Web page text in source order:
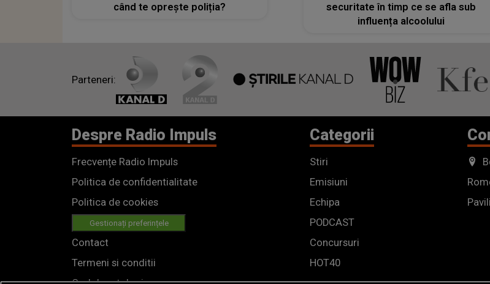
când te oprește poliția?
securitate în timp ce se afla sub
influența alcoolului
Parteneri:
Despre Radio Impuls
Frecvențe Radio Impuls
Politica de confidentialitate
Politica de cookies
Gestionați preferințele
Contact
Termeni si conditii
Categorii
Stiri
Emisiuni
Echipa
PODCAST
Concursuri
HOT40